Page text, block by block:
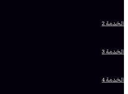
الخدمة 2
الخدمة 3
الخدمة 4